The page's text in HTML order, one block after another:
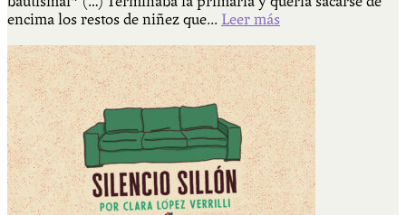
encima los restos de niñez que... Leer más